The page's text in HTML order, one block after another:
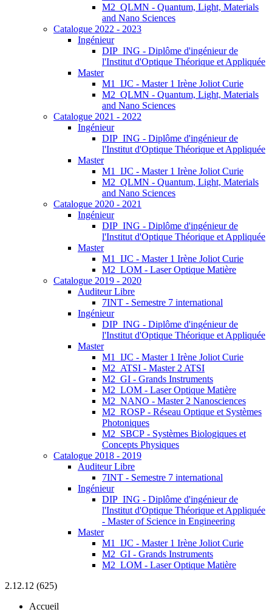
M2_QLMN - Quantum, Light, Materials
and Nano Sciences
Catalogue 2022 - 2023
Ingénieur
DIP_ING - Diplôme d'ingénieur de
l'Institut d'Optique Théorique et Appliquée
Master
M1_IJC - Master 1 Irène Joliot Curie
M2_QLMN - Quantum, Light, Materials
and Nano Sciences
Catalogue 2021 - 2022
Ingénieur
DIP_ING - Diplôme d'ingénieur de
l'Institut d'Optique Théorique et Appliquée
Master
M1_IJC - Master 1 Irène Joliot Curie
M2_QLMN - Quantum, Light, Materials
and Nano Sciences
Catalogue 2020 - 2021
Ingénieur
DIP_ING - Diplôme d'ingénieur de
l'Institut d'Optique Théorique et Appliquée
Master
M1_IJC - Master 1 Irène Joliot Curie
M2_LOM - Laser Optique Matière
Catalogue 2019 - 2020
Auditeur Libre
7INT - Semestre 7 international
Ingénieur
DIP_ING - Diplôme d'ingénieur de
l'Institut d'Optique Théorique et Appliquée
Master
M1_IJC - Master 1 Irène Joliot Curie
M2_ATSI - Master 2 ATSI
M2_GI - Grands Instruments
M2_LOM - Laser Optique Matière
M2_NANO - Master 2 Nanosciences
M2_ROSP - Réseau Optique et Systèmes
Photoniques
M2_SBCP - Systèmes Biologiques et
Concepts Physiques
Catalogue 2018 - 2019
Auditeur Libre
7INT - Semestre 7 international
Ingénieur
DIP_ING - Diplôme d'ingénieur de
l'Institut d'Optique Théorique et Appliquée
- Master of Science in Engineering
Master
M1_IJC - Master 1 Irène Joliot Curie
M2_GI - Grands Instruments
M2_LOM - Laser Optique Matière
2.12.12 (625)
Accueil